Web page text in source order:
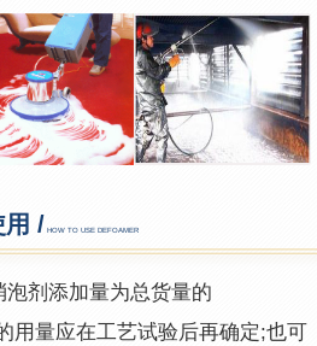
用 / HOW TO USE DEFOAMER
剂添加量为总货量的
用量应在工艺试验后再确定;也可